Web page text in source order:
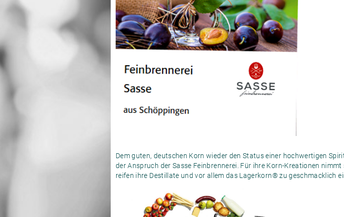
Dem guten, deutschen Korn wieder den Status einer hochwertigen
der Anspruch der Sasse Feinbrennerei. Für ihre Korn-Kreationen
reifen ihre Destillate und vor allem das Lagerkorn® zu geschmacklich